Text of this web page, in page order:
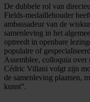
De dubbele rol van
Fields-medaillehouder
ambassadeur van de
samenleving in het
optreedt in openbare
populaire of
Assemblee, colloquia over
Cédric Villani volgt zijn
de samenleving plaatsen,
kunst”.